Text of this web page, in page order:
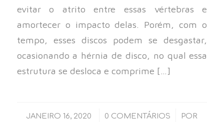
evitar o atrito entre essas vértebras e
amortecer o impacto delas. Porém, com o
tempo, esses discos podem se desgastar,
ocasionando a hérnia de disco, no qual essa
estrutura se desloca e comprime […]
JANEIRO 16, 2020
/ 0 COMENTÁRIOS
/ POR